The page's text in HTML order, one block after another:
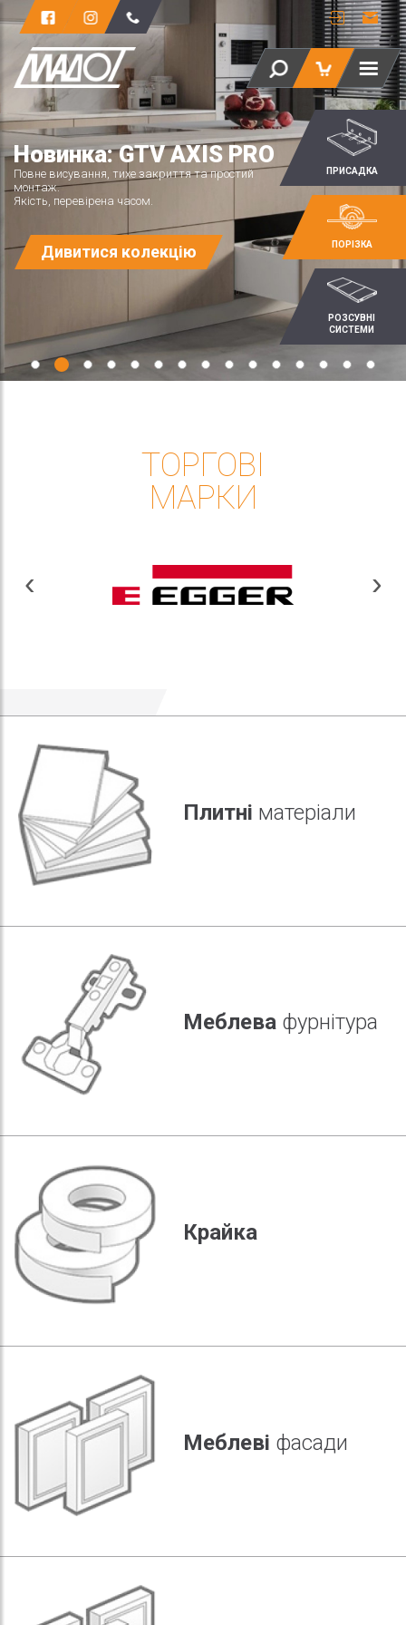
Новинка: GTV AXIS PRO
Повне висування, тихе закриття та простий
монтаж.
Якість, перевірена часом.
Дивитися колекцію
ПРИСАДКА
ПОРІЗКА
РОЗСУВНІ
СИСТЕМИ
ТОРГОВІ
МАРКИ
Плитні матеріали
Меблева фурнітура
Крайка
Меблеві фасади